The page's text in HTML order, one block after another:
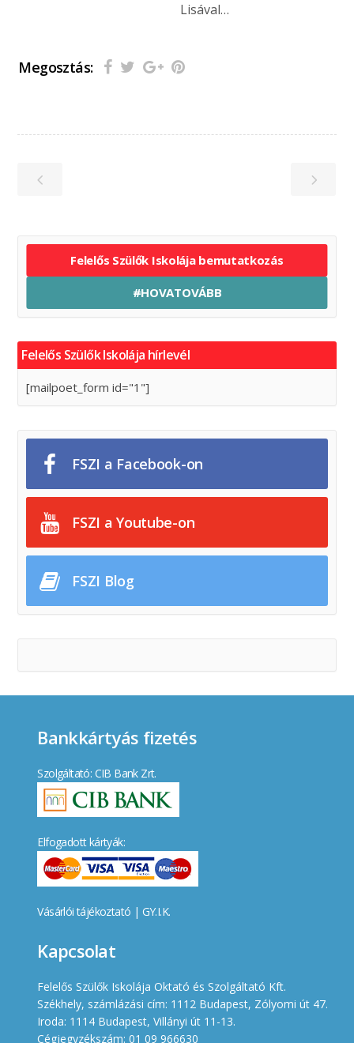
Lisával…
Megosztás:
Felelős Szülők Iskolája bemutatkozás
#HOVATOVÁBB
Felelős Szülők Iskolája hírlevél
[mailpoet_form id="1"]
FSZI a Facebook-on
FSZI a Youtube-on
FSZI Blog
Bankkártyás fizetés
Szolgáltató: CIB Bank Zrt.
Elfogadott kártyák:
Vásárlói tájékoztató | GY.I.K.
Kapcsolat
Felelős Szülők Iskolája Oktató és Szolgáltató Kft.
Székhely, számlázási cím: 1112 Budapest, Zólyomi út 47.
Iroda: 1114 Budapest, Villányi út 11-13.
Cégjegyzékszám: 01 09 966630